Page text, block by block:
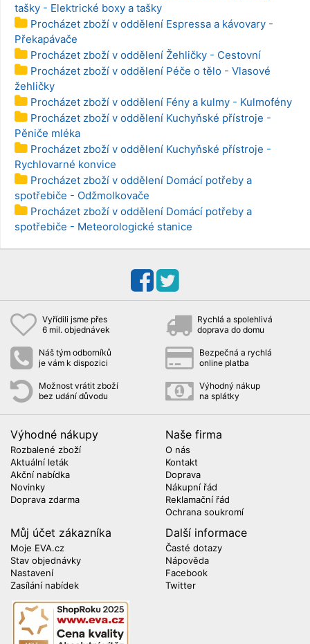
tašky - Elektrické boxy a tašky
Procházet zboží v oddělení Espressa a kávovary -
Překapávače
Procházet zboží v oddělení Žehličky - Cestovní
Procházet zboží v oddělení Péče o tělo - Vlasové
žehličky
Procházet zboží v oddělení Fény a kulmy - Kulmofény
Procházet zboží v oddělení Kuchyňské přístroje -
Pěniče mléka
Procházet zboží v oddělení Kuchyňské přístroje -
Rychlovarné konvice
Procházet zboží v oddělení Domácí potřeby a
spotřebiče - Odžmolkovače
Procházet zboží v oddělení Domácí potřeby a
spotřebiče - Meteorologické stanice
Vyřídili jsme přes
6 mil. objednávek
Rychlá a spolehlivá
doprava do domu
Náš tým odborníků
je vám k dispozici
Bezpečná a rychlá
online platba
Možnost vrátit zboží
bez udání důvodu
Výhodný nákup
na splátky
Výhodné nákupy
Rozbalené zboží
Aktuální leták
Akční nabídka
Novinky
Doprava zdarma
Naše firma
O nás
Kontakt
Doprava
Nákupní řád
Reklamační řád
Ochrana soukromí
Můj účet zákazníka
Moje EVA.cz
Stav objednávky
Nastavení
Zasílání nabídek
Další informace
Časté dotazy
Nápověda
Facebook
Twitter